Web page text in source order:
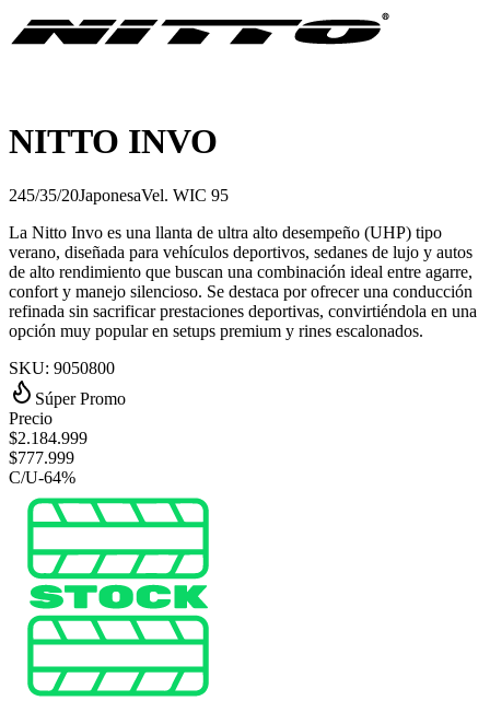
NITTO INVO
245/35/20JaponesaVel. WIC 95
La Nitto Invo es una llanta de ultra alto desempeño (UHP) tipo
verano, diseñada para vehículos deportivos, sedanes de lujo y autos
de alto rendimiento que buscan una combinación ideal entre agarre,
confort y manejo silencioso. Se destaca por ofrecer una conducción
refinada sin sacrificar prestaciones deportivas, convirtiéndola en una
opción muy popular en setups premium y rines escalonados.
SKU: 9050800
Súper Promo
Precio
$2.184.999
$777.999
C/U-64%